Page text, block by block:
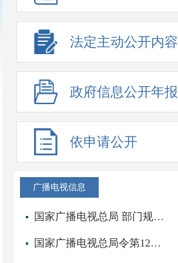
法定主动公开内容
政府信息公开年报
依申请公开
广播电视信息
国家广播电视总局 部门规章 国家广播电视总局令第12号：《广播电视节目传送业务管理办法》
国家广播电视总局令第12号：《广播电视节目传送业务管理办法》